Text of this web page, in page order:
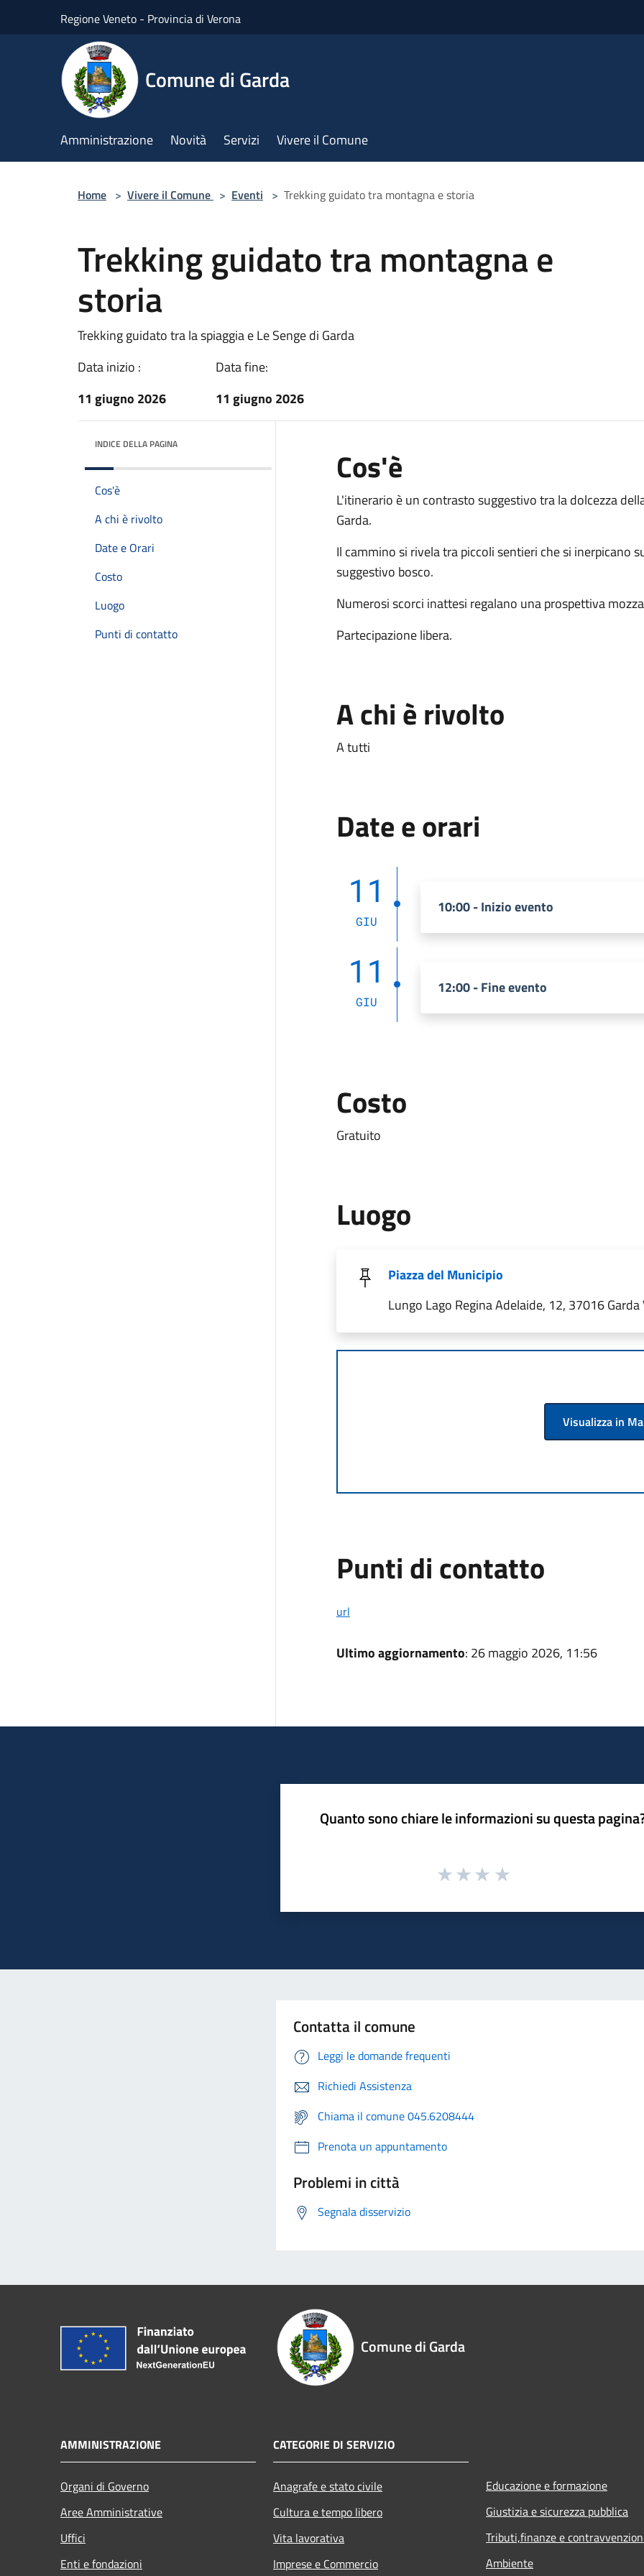
Regione Veneto - Provincia di Verona
Comune di Garda
Amministrazione Novità Servizi Vivere il Comune
Home > Vivere il Comune > Eventi > Trekking guidato tra montagna e storia
Trekking guidato tra montagna e
storia
Trekking guidato tra la spiaggia e Le Senge di Garda
Data inizio :
11 giugno 2026
Data fine:
11 giugno 2026
INDICE DELLA PAGINA
Cos'è
A chi è rivolto
Date e Orari
Costo
Luogo
Punti di contatto
Cos'è
L'itinerario è un contrasto suggestivo tra la dolcezza
Garda.
Il cammino si rivela tra piccoli sentieri che si inerpicano
suggestivo bosco.
Numerosi scorci inattesi regalano una prospettiva
Partecipazione libera.
A chi è rivolto
A tutti
Date e orari
11
GIU
10:00 - Inizio evento
11
GIU
12:00 - Fine evento
Costo
Gratuito
Luogo
Piazza del Municipio
Lungo Lago Regina Adelaide, 12, 37016 Garda
Visualizza in
Punti di contatto
url
Ultimo aggiornamento: 26 maggio 2026, 11:56
Quanto sono chiare le informazioni su questa
Contatta il comune
Leggi le domande frequenti
Richiedi Assistenza
Chiama il comune 045.6208444
Prenota un appuntamento
Problemi in città
Segnala disservizio
Comune di Garda
AMMINISTRAZIONE
Organi di Governo
Aree Amministrative
Uffici
Enti e fondazioni
CATEGORIE DI SERVIZIO
Anagrafe e stato civile
Cultura e tempo libero
Vita lavorativa
Imprese e Commercio
Educazione e formazione
Giustizia e sicurezza pubblica
Tributi,finanze e
Ambiente